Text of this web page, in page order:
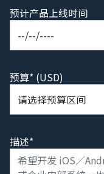
预计产品上线时间
预算* (USD)
描述*